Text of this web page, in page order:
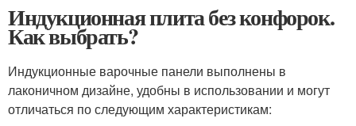
Индукционная плита без конфорок.
Как выбрать?
Индукционные варочные панели выполнены в
лаконичном дизайне, удобны в использовании и могут
отличаться по следующим характеристикам: